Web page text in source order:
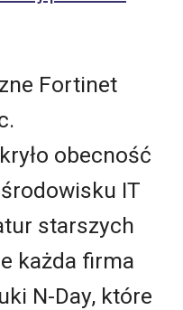
Fortinet
obecność
IT
starszych
każda firma
N-Day, które